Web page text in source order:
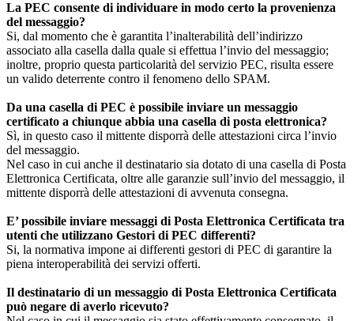
La PEC consente di individuare in modo certo la provenienza
del messaggio?
Si, dal momento che è garantita l’inalterabilità dell’indirizzo
associato alla casella dalla quale si effettua l’invio del messaggio;
inoltre, proprio questa particolarità del servizio PEC, risulta essere
un valido deterrente contro il fenomeno dello SPAM.
Da una casella di PEC è possibile inviare un messaggio
certificato a chiunque abbia una casella di posta elettronica?
Sì, in questo caso il mittente disporrà delle attestazioni circa l’invio
del messaggio.
Nel caso in cui anche il destinatario sia dotato di una casella di Posta
Elettronica Certificata, oltre alle garanzie sull’invio del messaggio, il
mittente disporrà delle attestazioni di avvenuta consegna.
E’ possibile inviare messaggi di Posta Elettronica Certificata tra
utenti che utilizzano Gestori di PEC differenti?
Si, la normativa impone ai differenti gestori di PEC di garantire la
piena interoperabilità dei servizi offerti.
Il destinatario di un messaggio di Posta Elettronica Certificata
può negare di averlo ricevuto?